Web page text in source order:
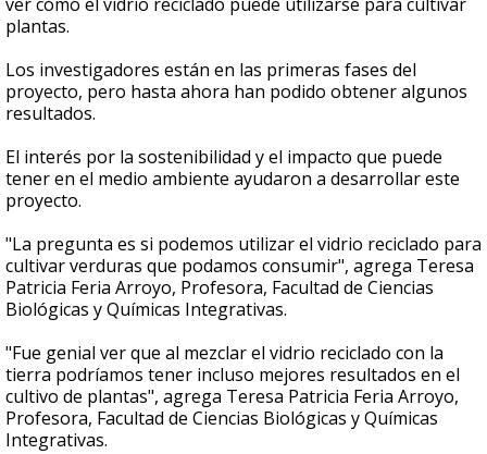
plantas.
Los investigadores están en las primeras fases del
proyecto, pero hasta ahora han podido obtener algunos
resultados.
El interés por la sostenibilidad y el impacto que puede
tener en el medio ambiente ayudaron a desarrollar este
proyecto.
"La pregunta es si podemos utilizar el vidrio reciclado para
cultivar verduras que podamos consumir", agrega Teresa
Patricia Feria Arroyo, Profesora, Facultad de Ciencias
Biológicas y Químicas Integrativas.
"Fue genial ver que al mezclar el vidrio reciclado con la
tierra podríamos tener incluso mejores resultados en el
cultivo de plantas", agrega Teresa Patricia Feria Arroyo,
Profesora, Facultad de Ciencias Biológicas y Químicas
Integrativas.